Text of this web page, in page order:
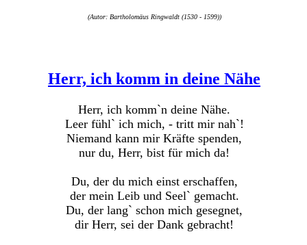
(Autor: Bartholomäus Ringwaldt (1530 - 1599))
Herr, ich komm in deine Nähe
Herr, ich komm`n deine Nähe.
Leer fühl` ich mich, - tritt mir nah`!
Niemand kann mir Kräfte spenden,
nur du, Herr, bist für mich da!
Du, der du mich einst erschaffen,
der mein Leib und Seel` gemacht.
Du, der lang` schon mich gesegnet,
dir Herr, sei der Dank gebracht!